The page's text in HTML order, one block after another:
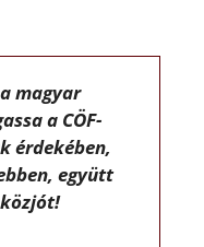
magyar
a CÖF-
érdekében,
együtt